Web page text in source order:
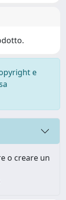
e
o creare un